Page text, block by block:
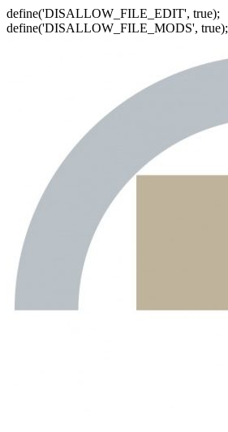
define('DISALLOW_FILE_EDIT', true);
define('DISALLOW_FILE_MODS', true);